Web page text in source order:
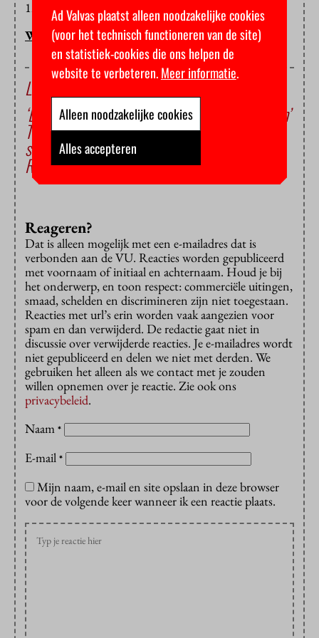
129. Borrel na in The Basket.
WIN CASTERMANS
Lees ook
‘Een studenten-wooncoöp zou fantastisch zijn’
Tess’ nummer over haar moeders is groot
succes
Rialto VU draait vandaag zijn eerste films
Reageren?
Dat is alleen mogelijk met een e-mailadres dat is
verbonden aan de VU. Reacties worden gepubliceerd
met voornaam of initiaal en achternaam. Houd je bij
het onderwerp, en toon respect: commerciële uitingen,
smaad, schelden en discrimineren zijn niet toegestaan.
Reacties met url’s erin worden vaak aangezien voor
spam en dan verwijderd. De redactie gaat niet in
discussie over verwijderde reacties. Je e-mailadres wordt
niet gepubliceerd en delen we niet met derden. We
gebruiken het alleen als we contact met je zouden
willen opnemen over je reactie. Zie ook ons
privacybeleid.
Naam *
E-mail *
Mijn naam, e-mail en site opslaan in deze browser
voor de volgende keer wanneer ik een reactie plaats.
Ad Valvas plaatst alleen noodzakelijke cookies
(voor het technisch functioneren van de site)
en statistiek-cookies die ons helpen de
website te verbeteren.Meer informatie.
Alleen noodzakelijke cookies
Alles accepteren